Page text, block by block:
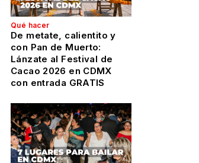
Qué hacer
De metate, calientito y
con Pan de Muerto:
Lánzate al Festival de
Cacao 2026 en CDMX
con entrada GRATIS